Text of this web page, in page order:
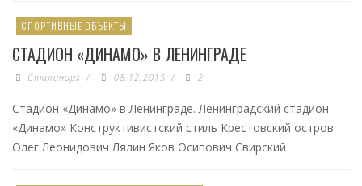
СПОРТИВНЫЕ ОБЪЕКТЫ
СТАДИОН «ДИНАМО» В ЛЕНИНГРАДЕ
Сталинарх / 08.12.2015 / 2
Стадион «Динамо» в Ленинграде. Ленинградский стадион
«Динамо» Конструктивистский стиль Крестовский остров
Олег Леонидович Лялин Яков Осипович Свирский